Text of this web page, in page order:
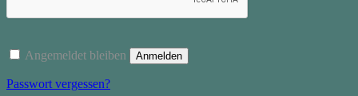
Angemeldet bleiben Anmelden
Passwort vergessen?